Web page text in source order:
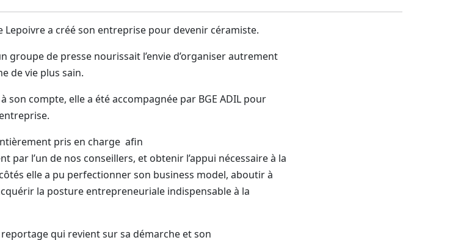
Lepoivre a créé son entreprise pour devenir céramiste.
groupe de presse nourissait l’envie d’organiser autrement
de vie plus sain.
son compte, elle a été accompagnée par BGE ADIL pour
pris en charge afin
par l’un de nos conseillers, et obtenir l’appui nécessaire à la
elle a pu perfectionner son business model, aboutir à
la posture entrepreneuriale indispensable à la
qui revient sur sa démarche et son